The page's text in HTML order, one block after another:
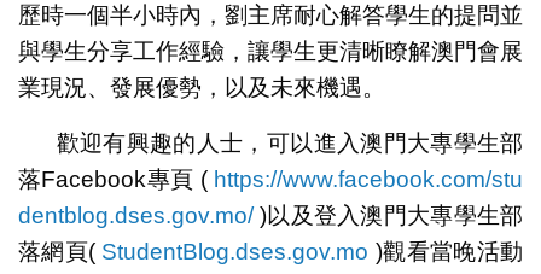
歷時一個半小時內，劉主席耐心解答學生的提問並
與學生分享工作經驗，讓學生更清晰瞭解澳門會展
業現況、發展優勢，以及未來機遇。
歡迎有興趣的人士，可以進入澳門大專學生部
落Facebook專頁 ( https://www.facebook.com/stu
dentblog.dses.gov.mo/)以及登入澳門大專學生部
落網頁( StudentBlog.dses.gov.mo )觀看當晚活動